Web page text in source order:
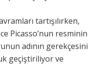
tartışılırken,
Picasso’nun resminin
adının gerekçesini
geçiştiriliyor ve